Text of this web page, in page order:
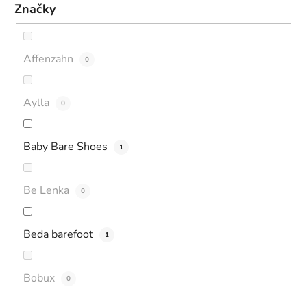
Značky
Affenzahn 0
Aylla 0
Baby Bare Shoes 1
Be Lenka 0
Beda barefoot 1
Bobux 0